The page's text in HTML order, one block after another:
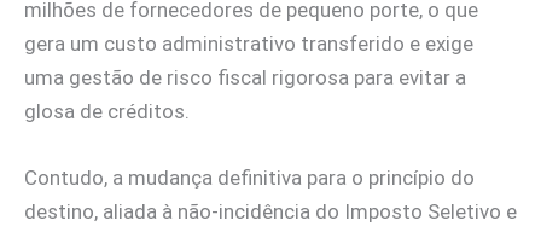
milhões de fornecedores de pequeno porte, o que
gera um custo administrativo transferido e exige
uma gestão de risco fiscal rigorosa para evitar a
glosa de créditos.
Contudo, a mudança definitiva para o princípio do
destino, aliada à não-incidência do Imposto Seletivo e